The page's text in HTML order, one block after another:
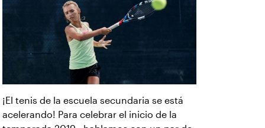
¡El tenis de la escuela secundaria se está
acelerando! Para celebrar el inicio de la